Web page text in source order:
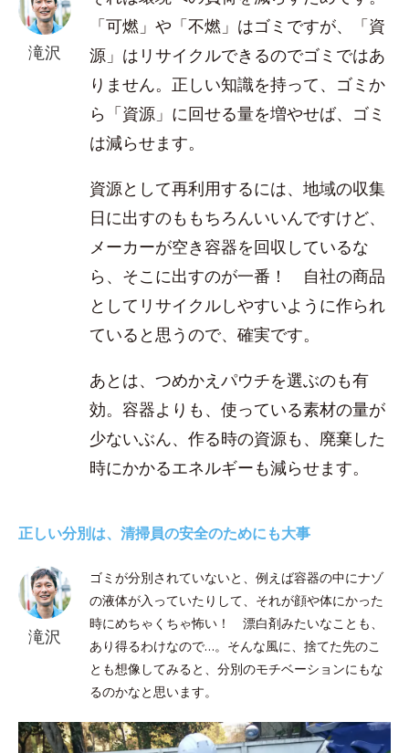
滝沢
「可燃」や「不燃」はゴミですが、「資
源」はリサイクルできるのでゴミではあ
りません。正しい知識を持って、ゴミか
ら「資源」に回せる量を増やせば、ゴミ
は減らせます。
資源として再利用するには、地域の収集
日に出すのももちろんいいんですけど、
メーカーが空き容器を回収しているな
ら、そこに出すのが一番！ 自社の商品
としてリサイクルしやすいように作られ
ていると思うので、確実です。
あとは、つめかえパウチを選ぶのも有
効。容器よりも、使っている素材の量が
少ないぶん、作る時の資源も、廃棄した
時にかかるエネルギーも減らせます。
正しい分別は、清掃員の安全のためにも大事
滝沢
ゴミが分別されていないと、例えば容器の中にナゾ
の液体が入っていたりして、それが顔や体にかった
時にめちゃくちゃ怖い！ 漂白剤みたいなことも、
あり得るわけなので…。そんな風に、捨てた先のこ
とも想像してみると、分別のモチベーションにもな
るのかなと思います。